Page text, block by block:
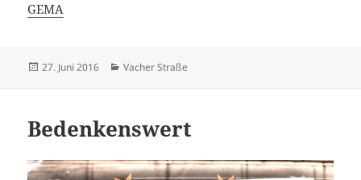
GEMA
Veröffentlicht
27. Juni 2016 Kategorien
Vacher Straße
Bedenkenswert